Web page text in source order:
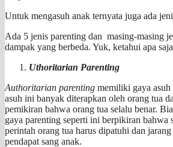
Untuk mengasuh anak ternyata juga ada
Ada 5 jenis parenting dan masing-masing
dampak yang berbeda. Yuk, ketahui apa
Uthoritarian Parenting
Authoritarian parenting memiliki gaya
asuh ini banyak diterapkan oleh orang tua
pemikiran bahwa orang tua selalu benar.
gaya parenting seperti ini berpikiran bahwa
perintah orang tua harus dipatuhi dan
pendapat sang anak.